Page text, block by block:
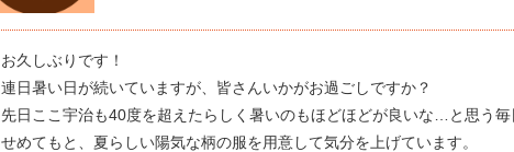
お久しぶりです！
連日暑い日が続いていますが、皆さんいかがお過ごしですか？
先日ここ宇治も40度を超えたらしく暑いのもほどほどが良いな…と思う毎
せめてもと、夏らしい陽気な柄の服を用意して気分を上げています。